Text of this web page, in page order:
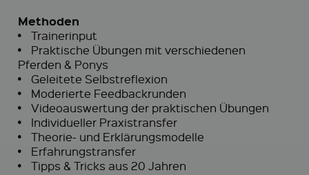
Methoden
• Trainerinput
•
Praktische Übungen mit verschiedenen
Pferden & Ponys
• Geleitete Selbstreflexion
• Moderierte Feedbackrunden
• Videoauswertung der praktischen Übungen
• Individueller Praxistransfer
• Theorie- und Erklärungsmodelle
• Erfahrungstransfer
•
Tipps & Tricks aus 20 Jahren